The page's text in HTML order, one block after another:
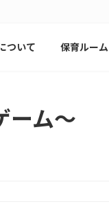
ついて 保育ルーム
ーム～